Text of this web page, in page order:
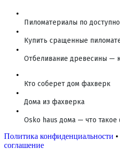
Пиломатериалы по
Купить сращенные
Отбеливание древесины —
Кто соберет дом фахверк
Дома из фахверка
Osko haus дома — что
Политика конфиденциальности •
соглашение